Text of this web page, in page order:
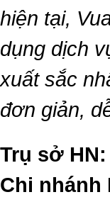
hiện tại,
dụng dịch
xuất sắc
đơn giản,
Trụ sở HN:
Chi nhánh